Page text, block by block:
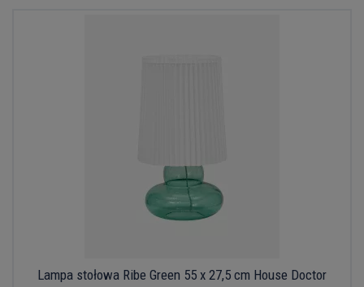
Lampa stołowa Ribe Green 55 x 27,5 cm House Doctor